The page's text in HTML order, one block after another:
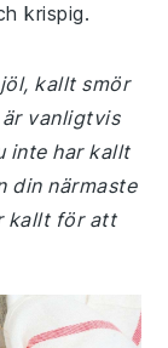
krispig.
kallt smör
vanligtvis
inte har kallt
din närmaste
kallt för att